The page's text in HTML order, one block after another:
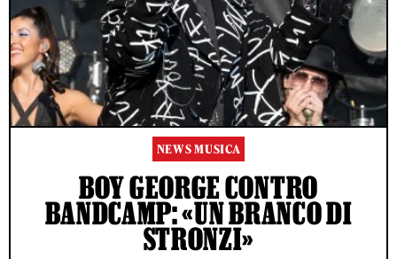
NEWS MUSICA
BOY GEORGE CONTRO
BANDCAMP: «UN BRANCO DI
STRONZI»